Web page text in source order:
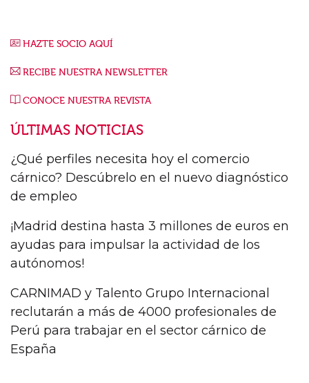
HAZTE SOCIO AQUÍ
RECIBE NUESTRA NEWSLETTER
CONOCE NUESTRA REVISTA
ÚLTIMAS NOTICIAS
¿Qué perfiles necesita hoy el comercio
cárnico? Descúbrelo en el nuevo diagnóstico
de empleo
¡Madrid destina hasta 3 millones de euros en
ayudas para impulsar la actividad de los
autónomos!
CARNIMAD y Talento Grupo Internacional
reclutarán a más de 4000 profesionales de
Perú para trabajar en el sector cárnico de
España